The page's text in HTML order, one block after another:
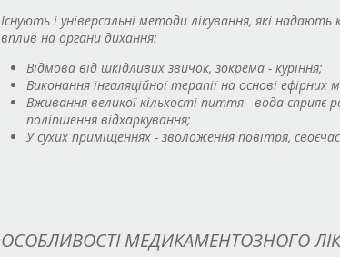
Існують і універсальні методи лікування, які
вплив на органи дихання:
Відмова від шкідливих звичок, зокрема - куріння;
Виконання інгаляційної терапії на основі ефірних
Вживання великої кількості пиття - вода сприяє
поліпшення відхаркування;
У сухих приміщеннях - зволоження повітря,
ОСОБЛИВОСТІ МЕДИКАМЕНТОЗНОГО